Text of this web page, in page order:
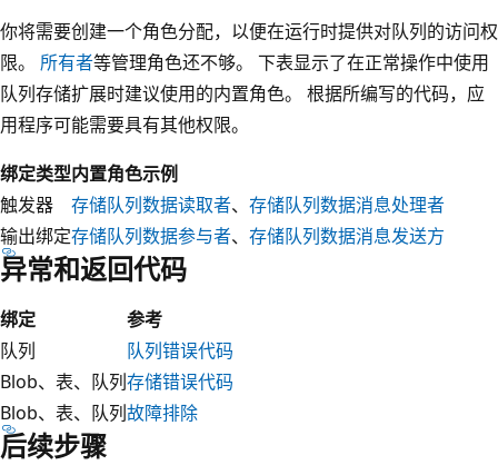
你将需要创建一个角色分配，以便在运行时提供对队列的访问权
限。 所有者等管理角色还不够。 下表显示了在正常操作中使用
队列存储扩展时建议使用的内置角色。 根据所编写的代码，应
用程序可能需要具有其他权限。
绑定类型内置角色示例
触发器
存储队列数据读取者、 存储队列数据消息处理者
输出绑定存储队列数据参与者、 存储队列数据消息发送方
异常和返回代码
绑定
参考
队列
队列错误代码
Blob、表、队列存储错误代码
Blob、表、队列故障排除
后续步骤